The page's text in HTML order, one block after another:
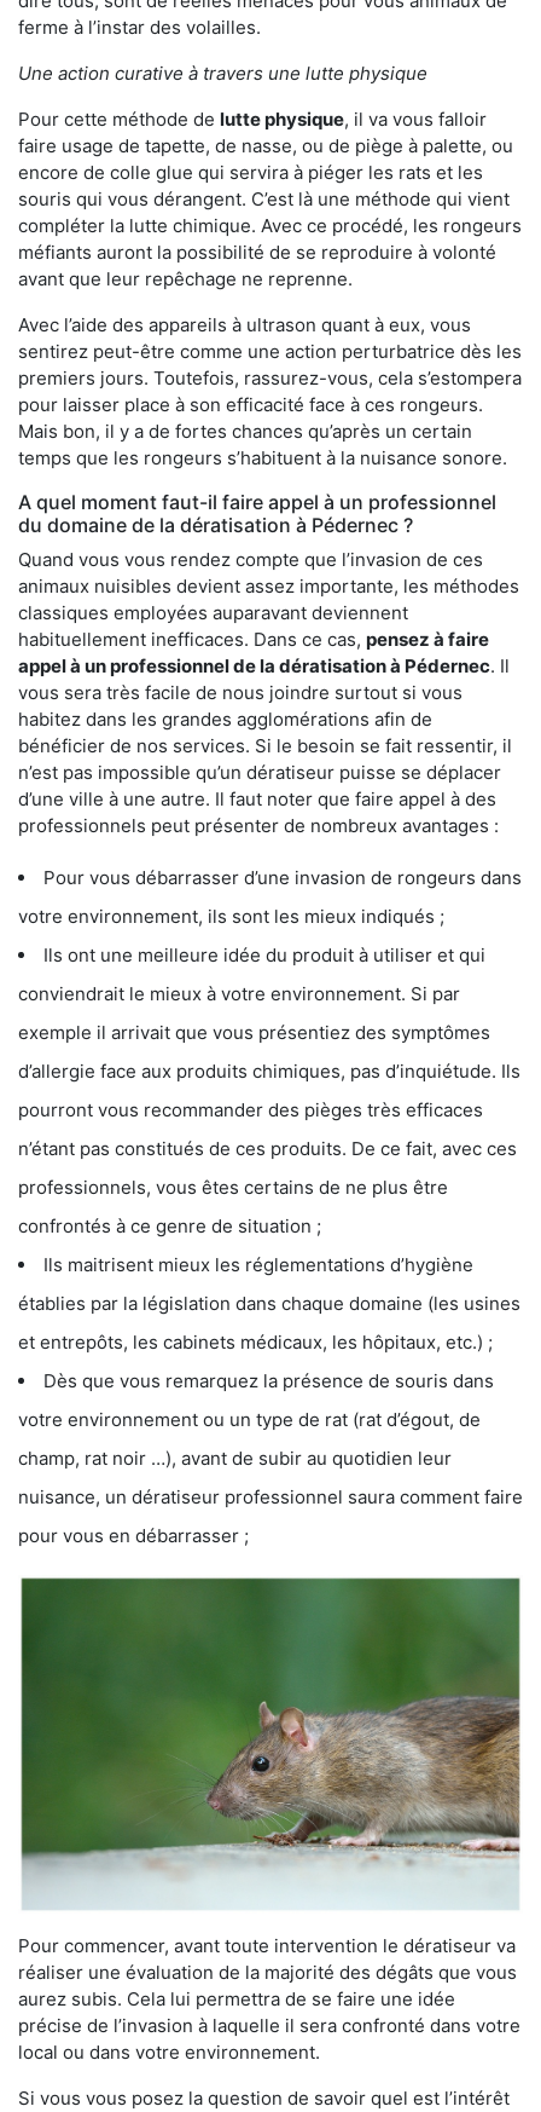
ferme à l’instar des volailles.
Une action curative à travers une lutte physique
Pour cette méthode de lutte physique, il va vous falloir
faire usage de tapette, de nasse, ou de piège à palette, ou
encore de colle glue qui servira à piéger les rats et les
souris qui vous dérangent. C’est là une méthode qui vient
compléter la lutte chimique. Avec ce procédé, les rongeurs
méfiants auront la possibilité de se reproduire à volonté
avant que leur repêchage ne reprenne.
Avec l’aide des appareils à ultrason quant à eux, vous
sentirez peut-être comme une action perturbatrice dès les
premiers jours. Toutefois, rassurez-vous, cela s’estompera
pour laisser place à son efficacité face à ces rongeurs.
Mais bon, il y a de fortes chances qu’après un certain
temps que les rongeurs s’habituent à la nuisance sonore.
A quel moment faut-il faire appel à un professionnel
du domaine de la dératisation à Pédernec ?
Quand vous vous rendez compte que l’invasion de ces
animaux nuisibles devient assez importante, les méthodes
classiques employées auparavant deviennent
habituellement inefficaces. Dans ce cas, pensez à faire
appel à un professionnel de la dératisation à Pédernec. Il
vous sera très facile de nous joindre surtout si vous
habitez dans les grandes agglomérations afin de
bénéficier de nos services. Si le besoin se fait ressentir, il
n’est pas impossible qu’un dératiseur puisse se déplacer
d’une ville à une autre. Il faut noter que faire appel à des
professionnels peut présenter de nombreux avantages :
Pour vous débarrasser d’une invasion de rongeurs dans
votre environnement, ils sont les mieux indiqués ;
Ils ont une meilleure idée du produit à utiliser et qui
conviendrait le mieux à votre environnement. Si par
exemple il arrivait que vous présentiez des symptômes
d’allergie face aux produits chimiques, pas d’inquiétude. Ils
pourront vous recommander des pièges très efficaces
n’étant pas constitués de ces produits. De ce fait, avec ces
professionnels, vous êtes certains de ne plus être
confrontés à ce genre de situation ;
Ils maitrisent mieux les réglementations d’hygiène
établies par la législation dans chaque domaine (les usines
et entrepôts, les cabinets médicaux, les hôpitaux, etc.) ;
Dès que vous remarquez la présence de souris dans
votre environnement ou un type de rat (rat d’égout, de
champ, rat noir …), avant de subir au quotidien leur
nuisance, un dératiseur professionnel saura comment faire
pour vous en débarrasser ;
Pour commencer, avant toute intervention le dératiseur va
réaliser une évaluation de la majorité des dégâts que vous
aurez subis. Cela lui permettra de se faire une idée
précise de l’invasion à laquelle il sera confronté dans votre
local ou dans votre environnement.
Si vous vous posez la question de savoir quel est l’intérêt